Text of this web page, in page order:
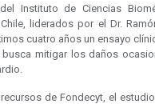
Instituto de Ciencias
liderados por el Dr.
cuatro años un ensayo
busca mitigar los daños
de Fondecyt, el